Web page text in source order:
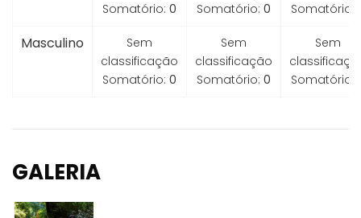
Somatório: 0
Somatório: 0
Somatório:
Masculino
Sem
classificação
Somatório: 0
Sem
classificação
Somatório: 0
Sem
Somatório:
GALERIA